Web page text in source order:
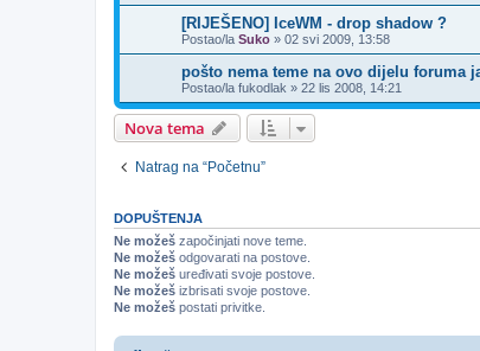
[RIJEŠENO] IceWM - drop shadow ?
Postao/la Suko » 02 svi 2009, 13:58
pošto nema teme na ovo dijelu foruma
Postao/la fukodlak » 22 lis 2008, 14:21
Nova tema
Natrag na “Početnu”
DOPUŠTENJA
Ne možeš započinjati nove teme.
Ne možeš odgovarati na postove.
Ne možeš uređivati svoje postove.
Ne možeš izbrisati svoje postove.
Ne možeš postati privitke.